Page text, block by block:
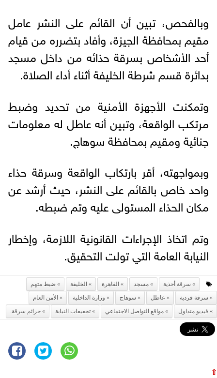
وبالفحص، تبين أن القائم على النشر عامل
مقيم بمحافظة الجيزة، وأفاد بتضرره من قيام
أحد الأشخاص بسرقة حذائه من داخل مسجد
بدائرة قسم شرطة الخليفة أثناء أداء الصلاة.
وتمكنت الأجهزة الأمنية من تحديد وضبط
مرتكب الواقعة، وتبين أنه عاطل له معلومات
جنائية ومقيم بمحافظة سوهاج.
وبمواجهته، أقر بارتكاب الواقعة وسرقة حذاء
واحد خاص بالقائم على النشر، حيث أرشد عن
مكان الحذاء المستولى عليه وتم ضبطه.
وتم اتخاذ الإجراءات القانونية اللازمة، وإخطار
النيابة العامة التي تولت التحقيق.
سرقة أحذية مسجد القاهرة الخليفة
ضبط متهم
سرقة فردية
عاطل سوهاج وزارة الداخلية
الأمن العام
فيديو متداول
مواقع التواصل الاجتماعي تحقيقات النيابة جرائم سرقة.
⇧